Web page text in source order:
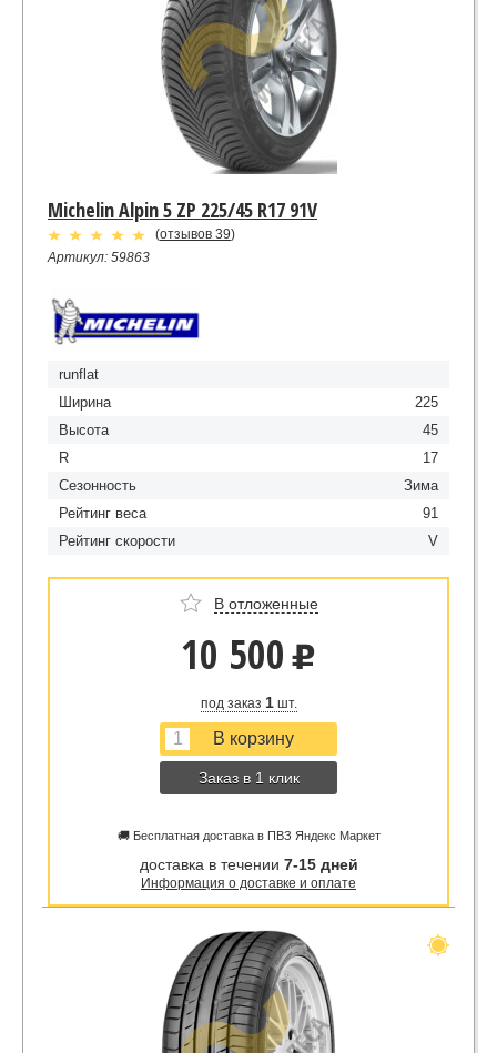
Michelin Alpin 5 ZP 225/45 R17 91V
(отзывов 39)
Артикул: 59863
runflat
Ширина
225
Высота
45
R
17
Сезонность
Зима
Рейтинг веса
91
Рейтинг скорости
V
В отложенные
10 500 u
под заказ 1шт.
Заказ в 1 клик
🚚 Бесплатная доставка в ПВЗ Яндекс Маркет
доставка в течении 7-15 дней
Информация о доставке и оплате